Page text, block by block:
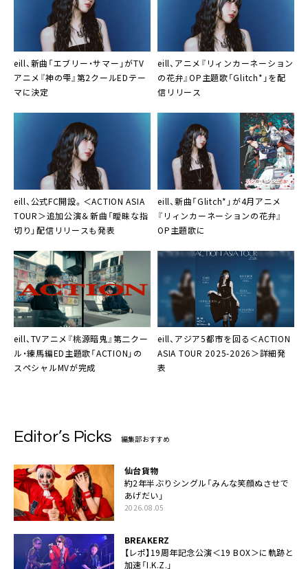
eill、新曲「エブリー・サマー」がTV
アニメ『神の雫』第2クールEDテー
マに決定
eill、アニメ『リィンカーネーション
の花弁』OP主題歌「Glitch*」を配
信リリース
eill、公式FC開設。＜ACTION ASIA
TOUR＞追加公演＆新曲「曖昧な指
切り」配信リリースも発表
eill、新曲「Glitch*」が4月アニメ
『リィンカーネーションの花弁』
OP主題歌に
eill、TVアニメ『桃源暗鬼』第二クー
ル・練馬編ED主題歌「ACTION」の
スペシャルMVが完成
eill、アジア5都市を回る＜ACTION
ASIA TOUR 2025-2026＞詳細発
表
Editor’s Picks 編集部おすすめ
仙台貨物
約2年半ぶりシングル「みんな笑顔ぬさせで
あげだい」
2026.08.05
BREAKERZ
【レポ】19周年記念公演＜19 BOX＞に軌跡と
加速「I.K.Z.」